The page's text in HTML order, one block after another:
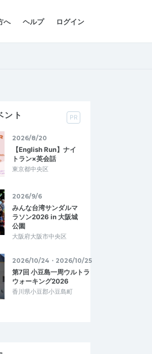
へ ヘルプ ログイン
ント PR
2026/8/20
【English Run】ナイ
トラン×英会話
東京都中央区
2026/9/6
みんな台湾サンダルマ
ラソン2026 in 大阪城
公園
大阪府大阪市中央区
2026/10/24・2026/10/25
第7回 小豆島一周ウルトラ
ウォーキング2026
香川県小豆郡小豆島町